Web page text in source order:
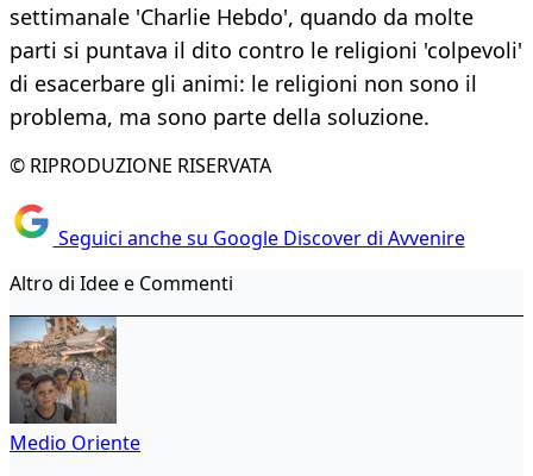
settimanale 'Charlie Hebdo', quando da molte
parti si puntava il dito contro le religioni 'colpevoli'
di esacerbare gli animi: le religioni non sono il
problema, ma sono parte della soluzione.
© RIPRODUZIONE RISERVATA
Seguici anche su Google Discover di Avvenire
Altro di Idee e Commenti
Medio Oriente